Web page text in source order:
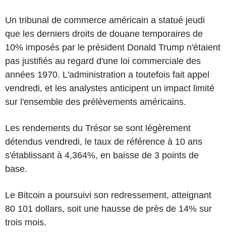
Un tribunal de commerce américain a statué jeudi
que les derniers droits de douane temporaires de
10% imposés par le président Donald Trump n'étaient
pas justifiés au regard d'une loi commerciale des
années 1970. L'administration a toutefois fait appel
vendredi, et les analystes anticipent un impact limité
sur l'ensemble des prélèvements américains.
Les rendements du Trésor se sont légèrement
détendus vendredi, le taux de référence à 10 ans
s'établissant à 4,364%, en baisse de 3 points de
base.
Le Bitcoin a poursuivi son redressement, atteignant
80 101 dollars, soit une hausse de près de 14% sur
trois mois.